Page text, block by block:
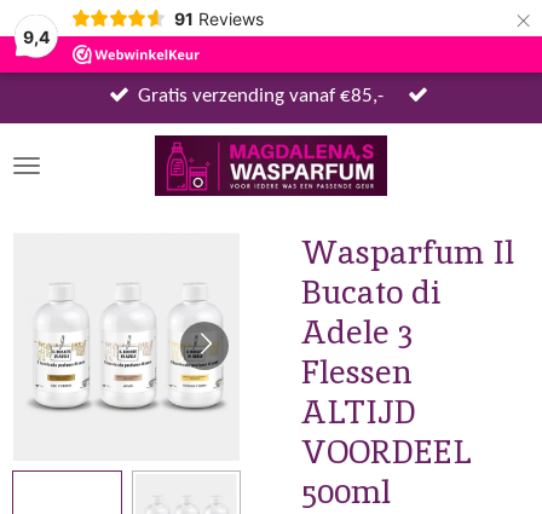
9,4
91 Reviews ×
Gratis verzending vanaf €85,-
Wasparfum Il
Bucato di
Adele 3
Flessen
ALTIJD
VOORDEEL
500ml